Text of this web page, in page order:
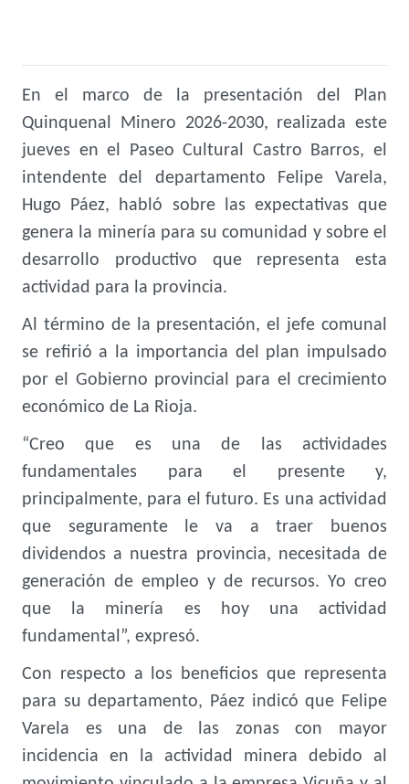
En el marco de la presentación del Plan
Quinquenal Minero 2026-2030, realizada este
jueves en el Paseo Cultural Castro Barros, el
intendente del departamento Felipe Varela,
Hugo Páez, habló sobre las expectativas que
genera la minería para su comunidad y sobre el
desarrollo productivo que representa esta
actividad para la provincia.
Al término de la presentación, el jefe comunal
se refirió a la importancia del plan impulsado
por el Gobierno provincial para el crecimiento
económico de La Rioja.
“Creo que es una de las actividades
fundamentales para el presente y,
principalmente, para el futuro. Es una actividad
que seguramente le va a traer buenos
dividendos a nuestra provincia, necesitada de
generación de empleo y de recursos. Yo creo
que la minería es hoy una actividad
fundamental”, expresó.
Con respecto a los beneficios que representa
para su departamento, Páez indicó que Felipe
Varela es una de las zonas con mayor
incidencia en la actividad minera debido al